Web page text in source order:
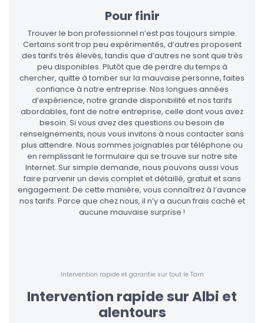
Pour finir
Trouver le bon professionnel n’est pas toujours simple.
Certains sont trop peu expérimentés, d’autres proposent
des tarifs très élevés, tandis que d’autres ne sont que très
peu disponibles. Plutôt que de perdre du temps à
chercher, quitte à tomber sur la mauvaise personne, faites
confiance à notre entreprise. Nos longues années
d’expérience, notre grande disponibilité et nos tarifs
abordables, font de notre entreprise, celle dont vous avez
besoin. Si vous avez des questions ou besoin de
renseignements, nous vous invitons à nous contacter sans
plus attendre. Nous sommes joignables par téléphone ou
en remplissant le formulaire qui se trouve sur notre site
Internet. Sur simple demande, nous pouvons aussi vous
faire parvenir un devis complet et détaillé, gratuit et sans
engagement. De cette manière, vous connaîtrez à l’avance
nos tarifs. Parce que chez nous, il n’y a aucun frais caché et
aucune mauvaise surprise !
Intervention rapide et garantie sur tout le Tarn
Intervention rapide sur Albi et
alentours